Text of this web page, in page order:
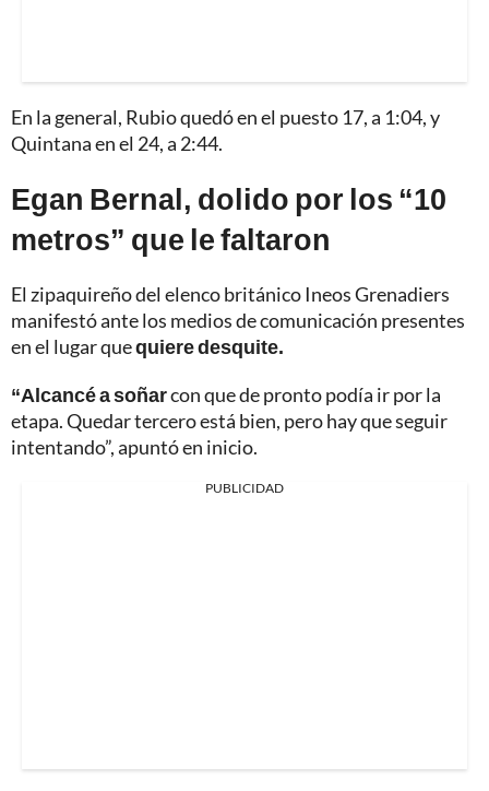
En la general, Rubio quedó en el puesto 17, a 1:04, y
Quintana en el 24, a 2:44.
Egan Bernal, dolido por los “10
metros” que le faltaron
El zipaquireño del elenco británico Ineos Grenadiers
manifestó ante los medios de comunicación presentes
en el lugar quequiere desquite.
“Alcancé a soñarcon que de pronto podía ir por la
etapa. Quedar tercero está bien, pero hay que seguir
intentando”, apuntó en inicio.
PUBLICIDAD